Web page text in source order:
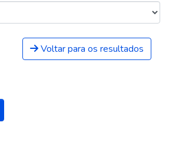
Voltar para os resultados